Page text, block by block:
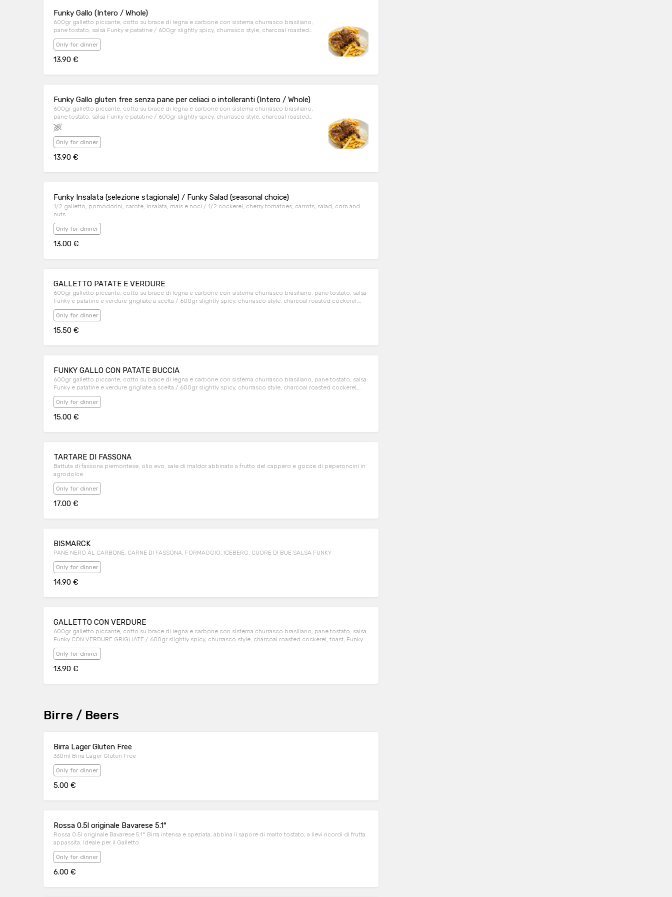
Funky Gallo (Intero / Whole)
600gr galletto piccante, cotto su brace di legna e carbone con sistema churrasco brasiliano,
pane tostato, salsa Funky e patatine / 600gr slightly spicy, churrasco style, charcoal roasted
cockerel, toast, Funky sauce and fries
Only for dinner
13.90 €
Funky Gallo gluten free senza pane per celiaci o intolleranti (Intero / Whole)
600gr galletto piccante, cotto su brace di legna e carbone con sistema churrasco brasiliano,
pane tostato, salsa Funky e patatine / 600gr slightly spicy, churrasco style, charcoal roasted
cockerel, toast, Funky sauce and fries
Only for dinner
13.90 €
Funky Insalata (selezione stagionale) / Funky Salad (seasonal choice)
1/2 galletto, pomodorini, carote, insalata, mais e noci / 1/2 cockerel, cherry tomatoes, carrots, salad, corn and
nuts
Only for dinner
13.00 €
GALLETTO PATATE E VERDURE
600gr galletto piccante, cotto su brace di legna e carbone con sistema churrasco brasiliano, pane tostato, salsa
Funky e patatine e verdure grigliate a scelta / 600gr slightly spicy, churrasco style, charcoal roasted cockerel,
toast, Funky sauce and fries or grilled vegetables
Only for dinner
15.50 €
FUNKY GALLO CON PATATE BUCCIA
600gr galletto piccante, cotto su brace di legna e carbone con sistema churrasco brasiliano, pane tostato, salsa
Funky e patatine e verdure grigliate a scelta / 600gr slightly spicy, churrasco style, charcoal roasted cockerel,
toast, Funky sauce and fries or grilled vegetables
Only for dinner
15.00 €
TARTARE DI FASSONA
Battuta di fassona piemontese, olio evo, sale di maldor abbinato a frutto del cappero e gocce di peperoncini in
agrodolce
Only for dinner
17.00 €
BISMARCK
PANE NERO AL CARBONE, CARNE DI FASSONA, FORMAGGIO, ICEBERG, CUORE DI BUE SALSA FUNKY
Only for dinner
14.90 €
GALLETTO CON VERDURE
600gr galletto piccante, cotto su brace di legna e carbone con sistema churrasco brasiliano, pane tostato, salsa
Funky CON VERDURE GRIGLIATE / 600gr slightly spicy, churrasco style, charcoal roasted cockerel, toast, Funky
sauce and grilled vegetables
Only for dinner
13.90 €
Birre / Beers
Birra Lager Gluten Free
330ml Birra Lager Gluten Free
Only for dinner
5.00 €
Rossa 0.5l originale Bavarese 5.1°
Rossa 0.5l originale Bavarese 5.1° Birra intensa e speziata, abbina il sapore di malto tostato, a lievi ricordi di frutta
appassita. Ideale per il Galletto
Only for dinner
6.00 €